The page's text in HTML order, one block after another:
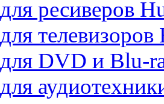
ресиверов
DVD и Blu-